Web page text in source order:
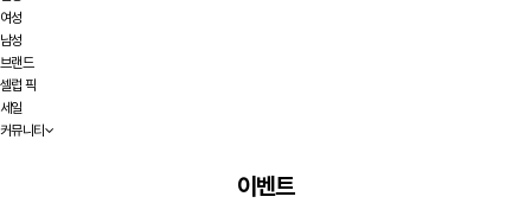
여성
남성
브랜드
셀럽 픽
세일
커뮤니티
이벤트